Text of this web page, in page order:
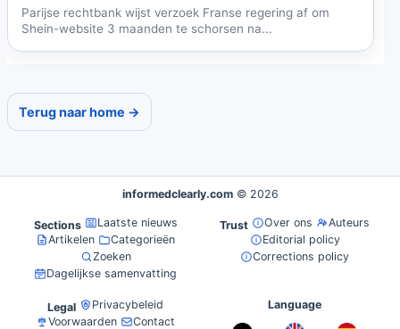
Parijse rechtbank wijst verzoek Franse regering af om
Shein-website 3 maanden te schorsen na...
Terug naar home →
informedclearly.com © 2026
Sections
Laatste nieuws
Artikelen
Categorieën
Zoeken
Dagelijkse samenvatting
Trust Over ons
Auteurs
Editorial policy
Corrections policy
Legal
Privacybeleid
Voorwaarden
Contact
Language